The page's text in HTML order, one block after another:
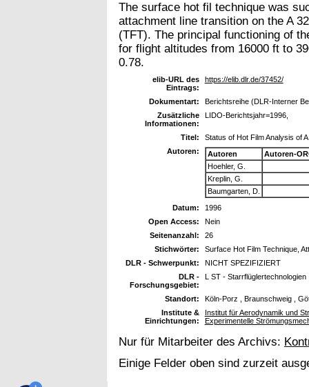
The surface hot fil technique was
attachment line transition on the A
(TFT). The principal functioning of
for flight altitudes from 16000 ft to
0.78.
elib-URL des
Eintrags:
https://elib.dlr.de/37452/
Dokumentart:
Berichtsreihe (DLR-Interner
Zusätzliche
Informationen:
LIDO-Berichtsjahr=1996,
Titel:
Status of Hot Film Analysis of
Autoren:
Autoren
Autoren-
Hoehler, G.
Kreplin, G.
Baumgarten, D.
Datum:
1996
Open Access:
Nein
Seitenanzahl:
26
Stichwörter:
Surface Hot Film Technique,
DLR - Schwerpunkt:
NICHT SPEZIFIZIERT
DLR -
Forschungsgebiet:
L ST - Starrflüglertechnologien
Standort:
Köln-Porz , Braunschweig ,
Institute &
Einrichtungen:
Institut für Aerodynamik und
Experimentelle
Nur für Mitarbeiter des Archivs:
Einige Felder oben sind zurzeit